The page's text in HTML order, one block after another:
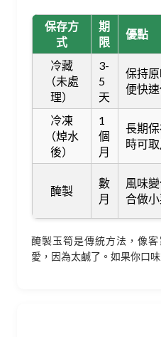
保存方
式
期
限
優點
冷藏
（未處
理）
3-
5
天
保持
便快
冷凍
（焯水
後）
1
個
月
長期
時可
醃製
數
月
風味
合做
醃製玉筍是傳統方法，像
愛，因為太鹹了。如果你口